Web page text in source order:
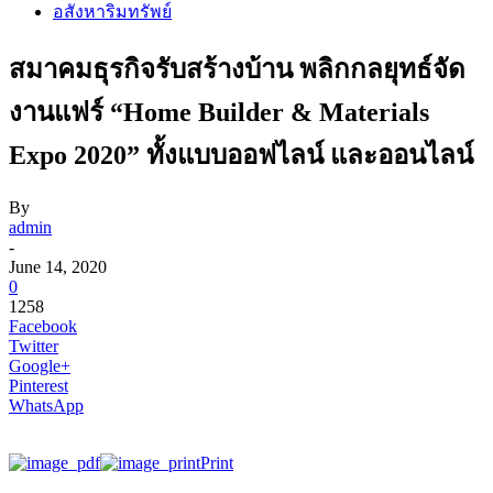
อสังหาริมทรัพย์
สมาคมธุรกิจรับสร้างบ้าน พลิกกลยุทธ์จัด
งานแฟร์ “Home Builder & Materials
Expo 2020” ทั้งแบบออฟไลน์ และออนไลน์
By
admin
-
June 14, 2020
0
1258
Facebook
Twitter
Google+
Pinterest
WhatsApp
Print